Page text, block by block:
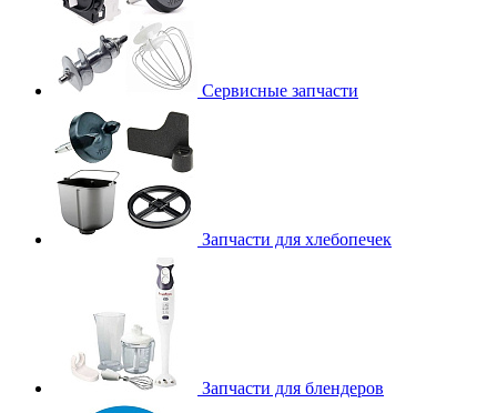
Сервисные запчасти
Запчасти для хлебопечек
Запчасти для блендеров